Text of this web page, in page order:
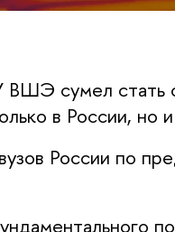
ВШЭ сумел
в России, но
России по